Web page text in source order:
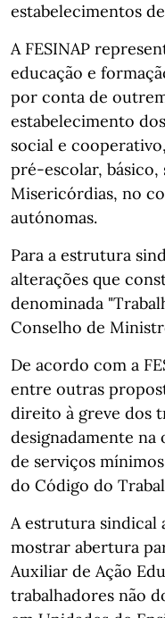
estabelecimentos
A FESINAP
educação e
por conta de
estabelecimento
social e
pré-escolar, básico,
Misericórdias, no
autónomas.
Para a estrutura
alterações que
denominada
Conselho de
De acordo com a
entre outras
direito à greve dos
designadamente na
de serviços
do Código do
A estrutura sindical
mostrar abertura
Auxiliar de Ação
trabalhadores não